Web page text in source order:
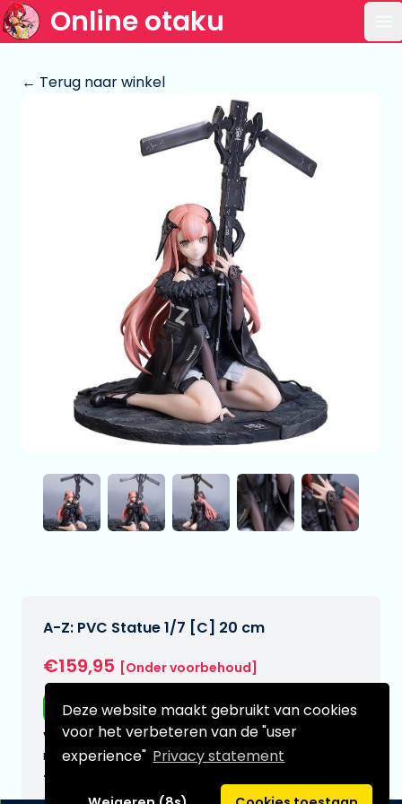
Deze website maakt gebruikt van cookies
voor het verbeteren van de "user
experience" Privacy statement
Online otaku
← Terug naar winkel
A-Z: PVC Statue 1/7 [C] 20 cm
€159,95 [Onder voorbehoud]
Gratis verzending
Verwachtte leverdatum:
n.v.t.
Type: